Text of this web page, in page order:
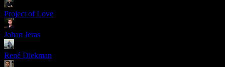
Project of Love
Johan Jeras
René Diekman